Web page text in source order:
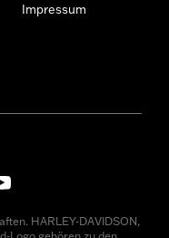
Impressum
HARLEY-DAVIDSON,